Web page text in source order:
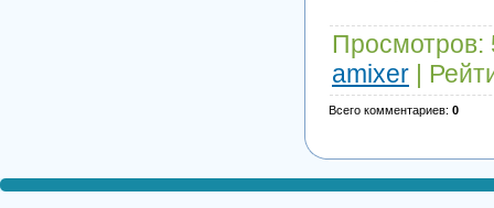
Просмотров:
amixer |
Всего комментариев: 0